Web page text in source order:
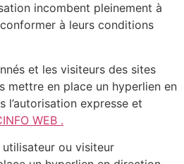
incombent pleinement à
à leurs conditions
et les visiteurs des sites
mettre en place un hyperlien en
l’autorisation expresse et
WEB .
utilisateur ou visiteur